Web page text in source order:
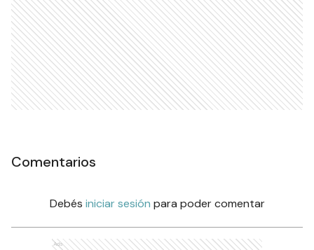
Comentarios
Debés iniciar sesión para poder comentar
Ads